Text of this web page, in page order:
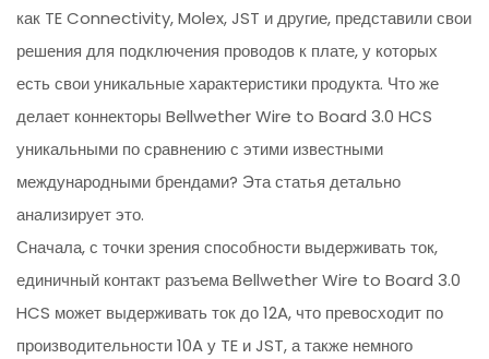
как TE Connectivity, Molex, JST и другие, представили свои
решения для подключения проводов к плате, у которых
есть свои уникальные характеристики продукта. Что же
делает коннекторы Bellwether Wire to Board 3.0 HCS
уникальными по сравнению с этими известными
международными брендами? Эта статья детально
анализирует это.
Сначала, с точки зрения способности выдерживать ток,
единичный контакт разъема Bellwether Wire to Board 3.0
HCS может выдерживать ток до 12A, что превосходит по
производительности 10A у TE и JST, а также немного